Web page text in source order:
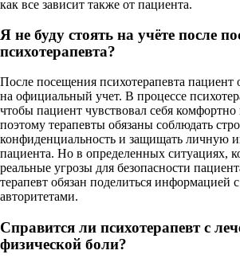
как все зависит также от пациента.
Я не буду стоять на учёте после
психотерапевта?
После посещения психотерапевта пациент
на официальный учет. В процессе
чтобы пациент чувствовал себя комфортно
поэтому терапевты обязаны соблюдать
конфиденциальность и защищать личную
пациента. Но в определенных ситуациях,
реальные угрозы для безопасности
терапевт обязан поделиться информацией
авторитетами.
Справится ли психотерапевт с
физической боли?